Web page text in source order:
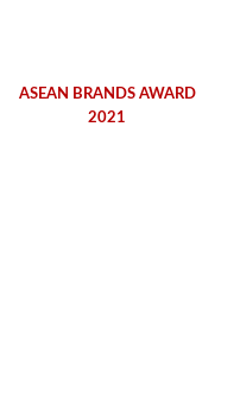
ASEAN BRANDS AWARD
2021